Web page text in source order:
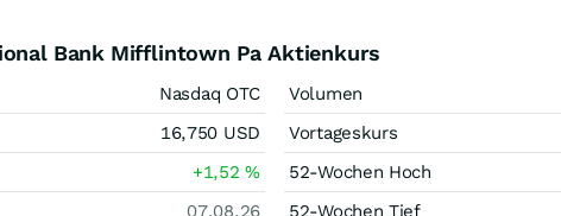
Bank Mifflintown Pa Aktienkurs
Nasdaq OTC
16,750 USD
+1,52%
07.08.26
Volumen
Vortageskurs
52-Wochen Hoch
52-Wochen Tief